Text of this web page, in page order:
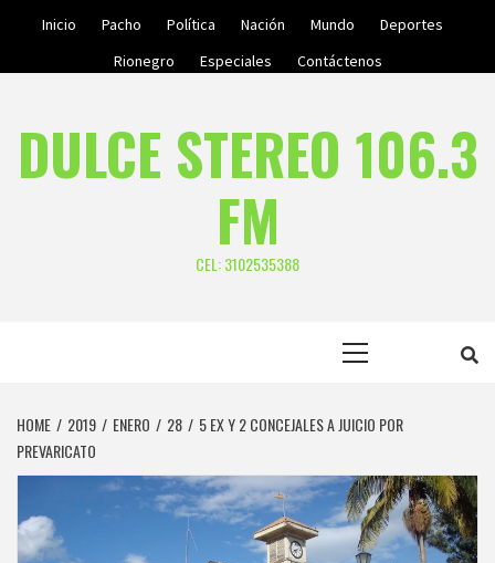
Inicio Pacho Política Nación Mundo
Deportes
Rionegro
Especiales Contáctenos
DULCE STEREO 106.3
FM
CEL: 3102535388
HOME 2019 ENERO 28
5 EX Y 2 CONCEJALES A JUICIO POR
PREVARICATO